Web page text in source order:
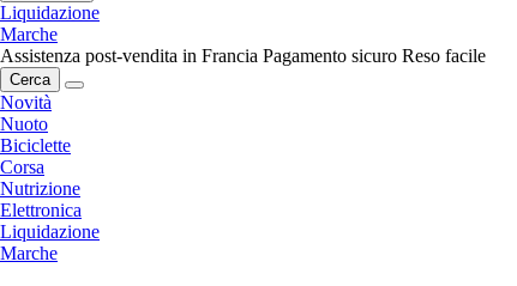
Liquidazione
Marche
Assistenza post-vendita in Francia Pagamento sicuro Reso facile
Cerca
Novità
Nuoto
Biciclette
Corsa
Nutrizione
Elettronica
Liquidazione
Marche